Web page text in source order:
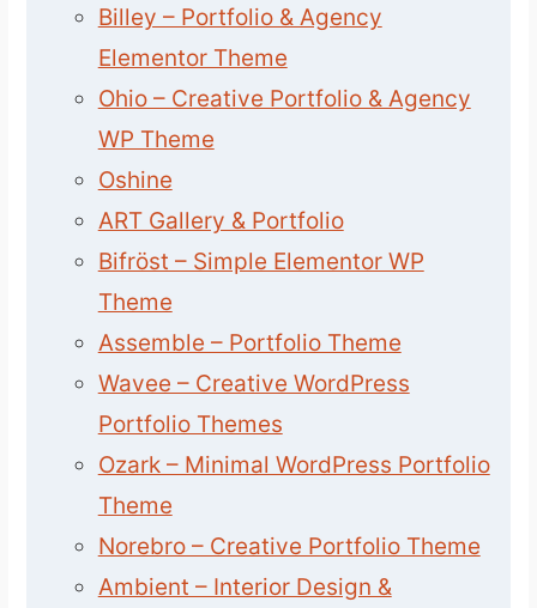
Billey – Portfolio & Agency
Elementor Theme
Ohio – Creative Portfolio & Agency
WP Theme
Oshine
ART Gallery & Portfolio
Bifröst – Simple Elementor WP
Theme
Assemble – Portfolio Theme
Wavee – Creative WordPress
Portfolio Themes
Ozark – Minimal WordPress Portfolio
Theme
Norebro – Creative Portfolio Theme
Ambient – Interior Design &